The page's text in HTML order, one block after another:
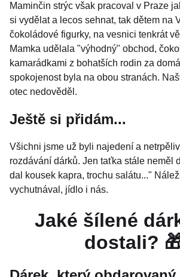
Maminčin strýc však pracoval v Praze
si vydělat a lecos sehnat, tak dětem na
čokoládové figurky, na vesnici tenkrát
Mamka udělala "výhodný" obchod,
kamarádkami z bohatších rodin za
spokojenost byla na obou stranách.
otec nedověděl.
Ještě si přidám...
Všichni jsme už byli najedení a
rozdávání dárků. Jen taťka stále neměl
dal kousek kapra, trochu salátu..."
vychutnával, jídlo i nás.
Jaké šílené
dostali?